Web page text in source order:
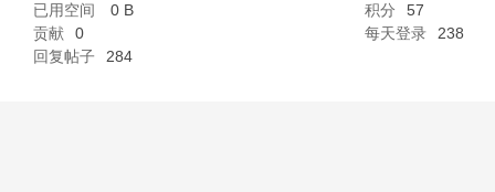
已用空间
0 B 积分
57
贡献
0 每天登录
238
回复帖子
284